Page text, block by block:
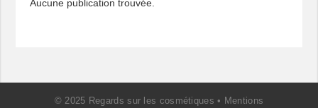
Aucune publication trouvée.
© 2025 Regards sur les cosmétiques • Mentions